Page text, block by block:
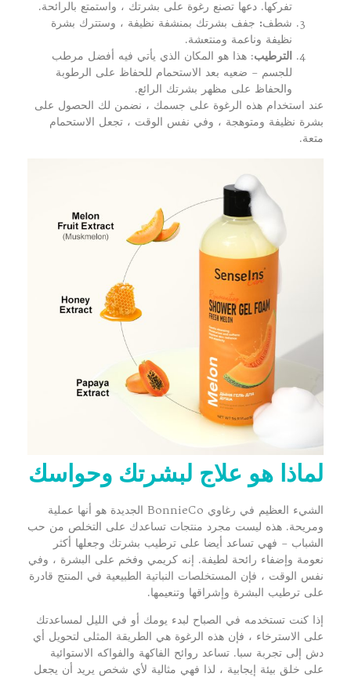
تفركها. دعها تصنع رغوة على بشرتك ، واستمتع بالرائحة.
شطف: جفف بشرتك بمنشفة نظيفة ، وستترك بشرة
نظيفة وناعمة ومنتعشة.
الترطيب: هذا هو المكان الذي يأتي فيه أفضل مرطب
للجسم – ضعيه بعد الاستحمام للحفاظ على الرطوبة
والحفاظ على مظهر بشرتك الرائع.
عند استخدام هذه الرغوة على جسمك ، نضمن لك الحصول على
بشرة نظيفة ومتوهجة ، وفي نفس الوقت ، تجعل الاستحمام
متعة.
لماذا هو علاج لبشرتك وحواسك
الشيء العظيم في رغاوي BonnieCo الجديدة هو أنها عملية
ومريحة. هذه ليست مجرد منتجات تساعدك على التخلص من حب
الشباب – فهي تساعد أيضا على ترطيب بشرتك وجعلها أكثر
نعومة وإضفاء رائحة لطيفة. إنه كريمي وفخم على البشرة ، وفي
نفس الوقت ، فإن المستخلصات النباتية الطبيعية في المنتج قادرة
على ترطيب البشرة وإشراقها وتنعيمها.
إذا كنت تستخدمه في الصباح لبدء يومك أو في الليل لمساعدتك
على الاسترخاء ، فإن هذه الرغوة هي الطريقة المثلى لتحويل أي
دش إلى تجربة سبا. تساعد روائح الفاكهة والفواكه الاستوائية
على خلق بيئة إيجابية ، لذا فهي مثالية لأي شخص يريد أن يجعل